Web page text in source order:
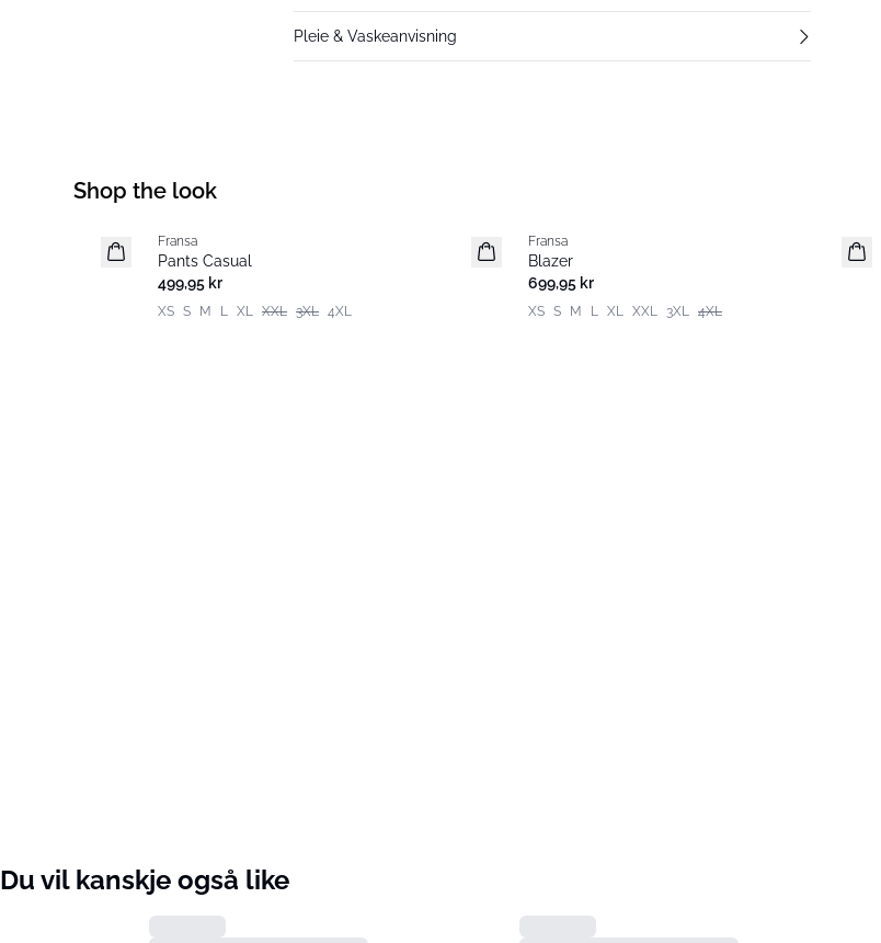
Pleie & Vaskeanvisning
Shop the look
Extended size
Fransa
Pants Casual
499,95 kr
XS S M L XL XXL 3XL 4XL
Extended size
Fransa
Blazer
699,95 kr
XS S M L XL XXL 3XL 4XL
Du vil kanskje også like